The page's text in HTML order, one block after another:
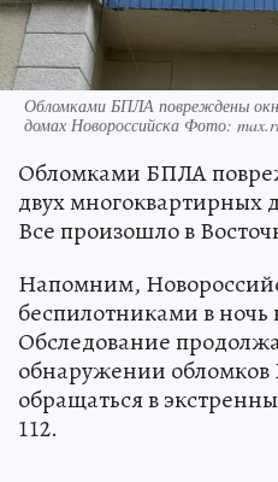
Обломками БПЛА повреждены
домах Новороссийска Фото:
Обломками БПЛА
двух многоквартирных
Все произошло в
Напомним,
беспилотниками в ночь
Обследование
обнаружении
обращаться в
112.